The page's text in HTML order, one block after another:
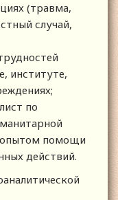
(травма,
случай,
институте,
по
помощи
действий.